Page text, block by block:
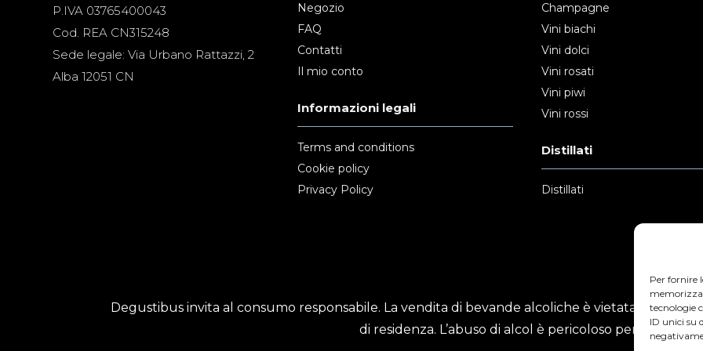
Per fornire
tecnologie
ID unici su
P.IVA 03765400043
Cod. REA CN315248
Sede legale: Via Urbano Rattazzi, 2
Alba 12051 CN
Negozio
FAQ
Contatti
Il mio conto
Informazioni legali
Terms and conditions
Cookie policy
Privacy Policy
Champagne
Vini biachi
Vini dolci
Vini rosati
Vini piwi
Vini rossi
Distillati
Distillati
Degustibus invita al consumo responsabile. La vendita di bevande alcoliche è vietata ai minori
di residenza. L’abuso di alcol è pericoloso per la salute.